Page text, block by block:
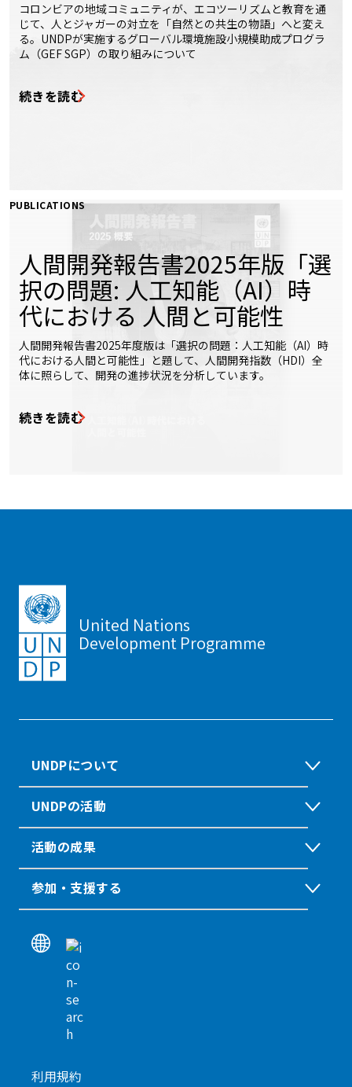
コロンビアの地域コミュニティが、エコツーリズムと教育を通
じて、人とジャガーの対立を「自然との共生の物語」へと変え
る。UNDPが実施するグローバル環境施設小規模助成プログラ
ム（GEF SGP）の取り組みについて
続きを読む
PUBLICATIONS
人間開発報告書2025年版「選
択の問題: 人工知能（AI）時
代における 人間と可能性
人間開発報告書2025年度版は「選択の問題：人工知能（AI）時
代における人間と可能性」と題して、人間開発指数（HDI）全
体に照らして、開発の進捗状況を分析しています。
続きを読む
United Nations
Development Programme
UNDPについて
UNDPの活動
活動の成果
参加・支援する
利用規約